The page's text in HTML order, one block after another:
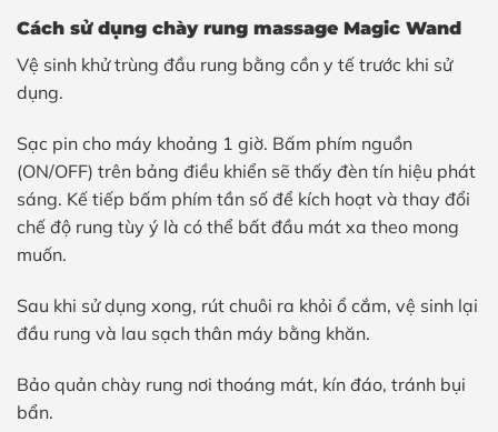
Cách sử dụng chày rung massage Magic Wand
Vệ sinh khử trùng đầu rung bằng cồn y tế trước khi sử
dụng.
Sạc pin cho máy khoảng 1 giờ. Bấm phím nguồn
(ON/OFF) trên bảng điều khiển sẽ thấy đèn tín hiệu phát
sáng. Kế tiếp bấm phím tần số để kích hoạt và thay đổi
chế độ rung tùy ý là có thể bất đầu mát xa theo mong
muốn.
Sau khi sử dụng xong, rút chuôi ra khỏi ổ cắm, vệ sinh lại
đầu rung và lau sạch thân máy bằng khăn.
Bảo quản chày rung nơi thoáng mát, kín đáo, tránh bụi
bẩn.